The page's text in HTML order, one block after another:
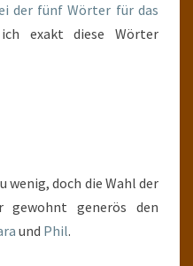
der fünf Wörter für das
exakt diese Wörter
wenig, doch die Wahl der
generös den
und Phil.